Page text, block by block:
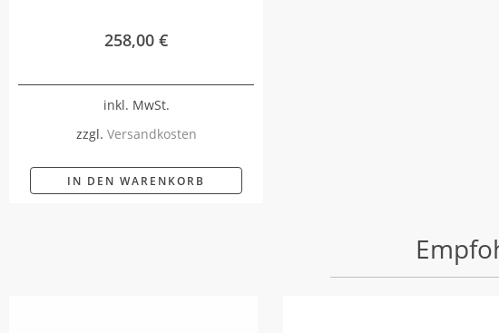
258,00 €
inkl. MwSt.
zzgl. Versandkosten
IN DEN WARENKORB